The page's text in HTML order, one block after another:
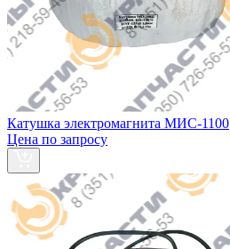
Катушка электромагнита МИС-1100
Цена по запросу